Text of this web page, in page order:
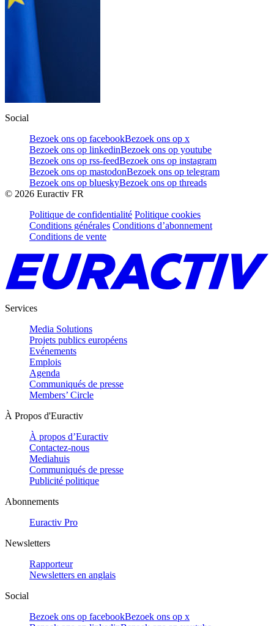
Social
Bezoek ons op facebookBezoek ons op x
Bezoek ons op linkedinBezoek ons op youtube
Bezoek ons op rss-feedBezoek ons op instagram
Bezoek ons op mastodonBezoek ons op telegram
Bezoek ons op blueskyBezoek ons op threads
© 2026 Euractiv FR
Politique de confidentialité Politique cookies
Conditions générales Conditions d’abonnement
Conditions de vente
Services
Media Solutions
Projets publics européens
Evénements
Emplois
Agenda
Communiqués de presse
Members’ Circle
À Propos d'Euractiv
À propos d’Euractiv
Contactez-nous
Mediahuis
Communiqués de presse
Publicité politique
Abonnements
Euractiv Pro
Newsletters
Rapporteur
Newsletters en anglais
Social
Bezoek ons op facebookBezoek ons op x